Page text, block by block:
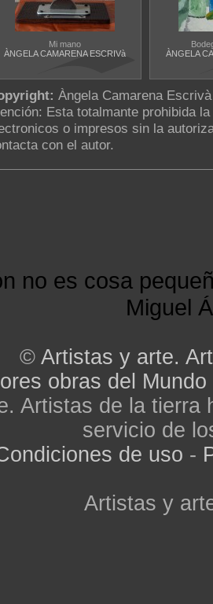
Mi mano
ÀNGELA CAMARENA ESCRIVà
ÀNGELA
Àngela Camarena
Esta totalmante prohibida
o impresos sin la
con el autor.
no es cosa
Miguel
© Artistas y arte.
obras del Mundo
Artistas de la tierra
servicio de
de uso -
Artistas y